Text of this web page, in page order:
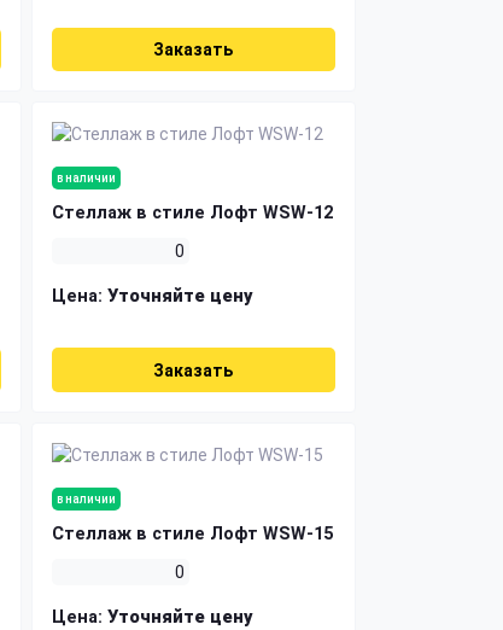
Заказать
в наличии
Стеллаж в стиле Лофт WSW-12
0
Цена: Уточняйте цену
Заказать
в наличии
Стеллаж в стиле Лофт WSW-15
0
Цена: Уточняйте цену